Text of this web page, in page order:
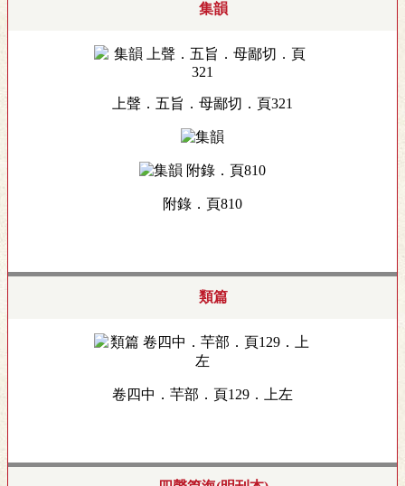
集韻
上聲．五旨．母鄙切．頁321
附錄．頁810
類篇
卷四中．芉部．頁129．上左